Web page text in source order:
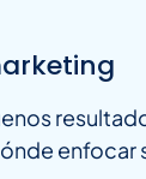
enfocar